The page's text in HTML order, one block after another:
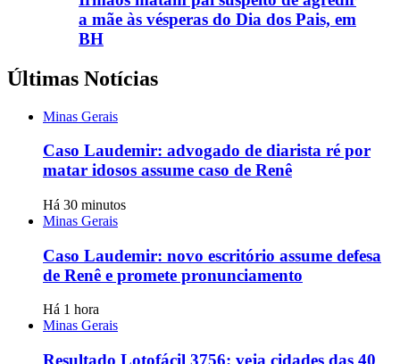
a mãe às vésperas do Dia dos Pais, em
BH
Últimas Notícias
Minas Gerais
Caso Laudemir: advogado de diarista ré por
matar idosos assume caso de Renê
Há 30 minutos
Minas Gerais
Caso Laudemir: novo escritório assume defesa
de Renê e promete pronunciamento
Há 1 hora
Minas Gerais
Resultado Lotofácil 3756: veja cidades das 40